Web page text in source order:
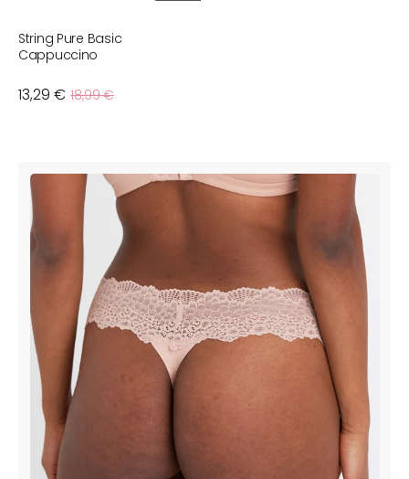
String Pure Basic
Cappuccino
Normaler
18,99 €Verkaufspreis
13,29 €